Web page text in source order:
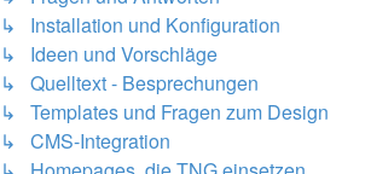
↳ Installation und Konfiguration
↳ Ideen und Vorschläge
↳ Quelltext - Besprechungen
↳ Templates und Fragen zum Design
↳ CMS-Integration